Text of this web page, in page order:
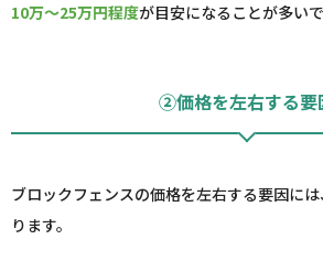
10万～25万円程度が目安になることが多いで
②価格を左右する要
ブロックフェンスの価格を左右する要因に
ります。